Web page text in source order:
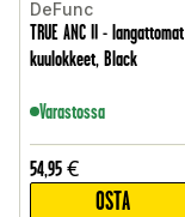
DeFunc
TRUE ANC II - langattomat
kuulokkeet, Black
Varastossa
54,95 €
OSTA